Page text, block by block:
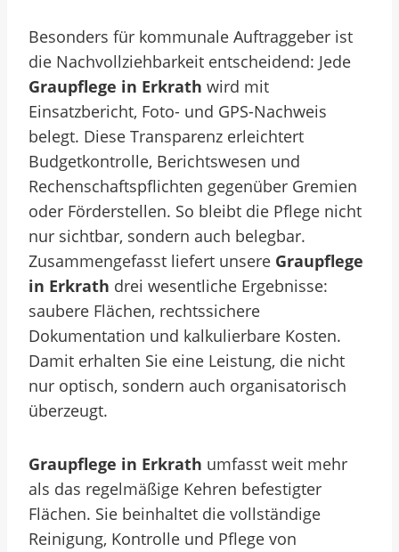
Besonders für kommunale Auftraggeber ist
die Nachvollziehbarkeit entscheidend: Jede
Graupflege in Erkrath wird mit
Einsatzbericht, Foto- und GPS-Nachweis
belegt. Diese Transparenz erleichtert
Budgetkontrolle, Berichtswesen und
Rechenschaftspflichten gegenüber Gremien
oder Förderstellen. So bleibt die Pflege nicht
nur sichtbar, sondern auch belegbar.
Zusammengefasst liefert unsere Graupflege
in Erkrath drei wesentliche Ergebnisse:
saubere Flächen, rechtssichere
Dokumentation und kalkulierbare Kosten.
Damit erhalten Sie eine Leistung, die nicht
nur optisch, sondern auch organisatorisch
überzeugt.
Graupflege in Erkrath umfasst weit mehr
als das regelmäßige Kehren befestigter
Flächen. Sie beinhaltet die vollständige
Reinigung, Kontrolle und Pflege von